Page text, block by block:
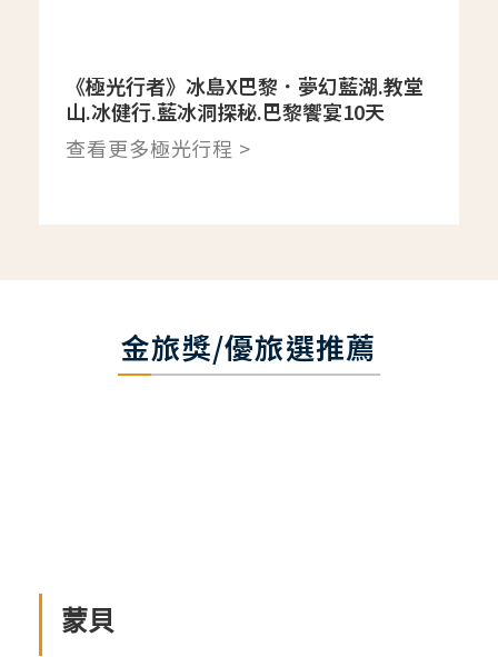
《極光行者》冰島X巴黎．夢幻藍湖.教堂
山.冰健行.藍冰洞探秘.巴黎饗宴10天
查看更多極光行程 >
金旅獎/優旅選推薦
蒙貝